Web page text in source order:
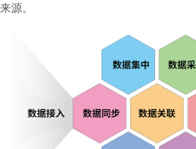
来源。